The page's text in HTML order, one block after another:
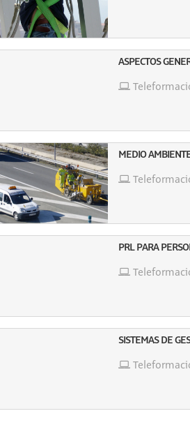
ASPECTOS
MEDIO
PRL PARA
SISTEMAS DE